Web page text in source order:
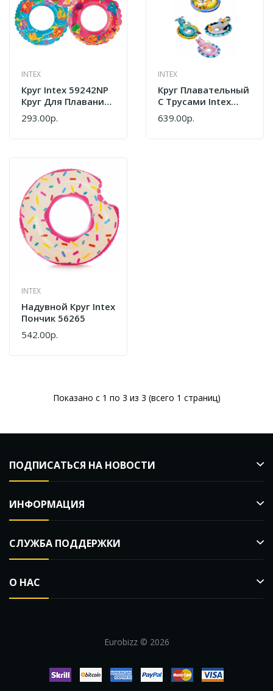
INTEX
Круг Intex 59242NP
Круг Для Плавания
61 См (от 6-10 Лет)
293.00р.
INTEX
Круг Плавательный
С Трусами Intex
59570NP
639.00р.
INTEX
Надувной Круг Intex
Пончик 56265
542.00р.
Показано с 1 по 3 из 3 (всего 1 страниц)
ПОДПИСАТЬСЯ НА НОВОСТИ
ИНФОРМАЦИЯ
СЛУЖБА ПОДДЕРЖКИ
О НАС
Eurobizz © 2026